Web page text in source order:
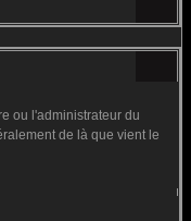
ou l'administrateur du
de là que vient le